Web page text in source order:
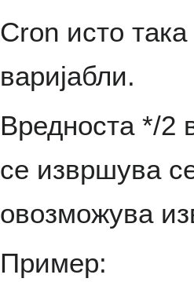
Cron исто
варијабли.
Вредноста */2
се извршува
овозможува
Пример: